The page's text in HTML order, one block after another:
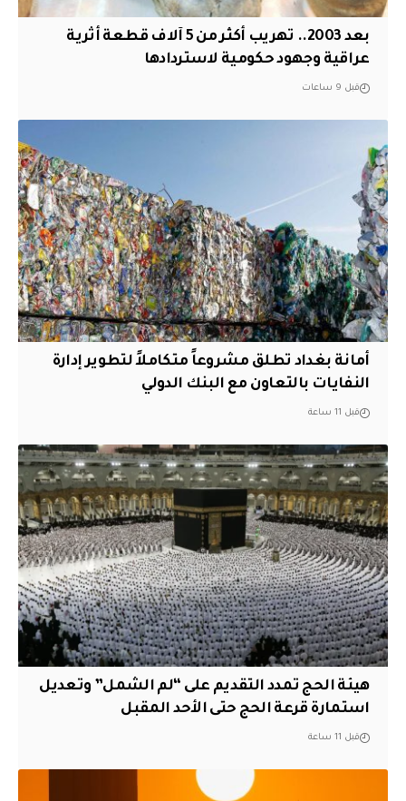
بعد 2003.. تهريب أكثر من 5 آلاف قطعة أثرية
عراقية وجهود حكومية لاستردادها
قبل 9 ساعات
أمانة بغداد تطلق مشروعاً متكاملاً لتطوير إدارة
النفايات بالتعاون مع البنك الدولي
قبل 11 ساعة
هيئة الحج تمدد التقديم على “لم الشمل” وتعديل
استمارة قرعة الحج حتى الأحد المقبل
قبل 11 ساعة